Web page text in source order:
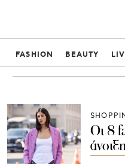
FASHION BEAUTY
Οι 8